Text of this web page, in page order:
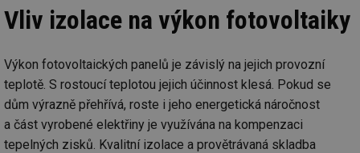
Vliv izolace na výkon fotovoltaiky
Výkon fotovoltaických panelů je závislý na jejich provozní
teplotě. S rostoucí teplotou jejich účinnost klesá. Pokud se
dům výrazně přehřívá, roste i jeho energetická náročnost
a část vyrobené elektřiny je využívána na kompenzaci
tepelných zisků. Kvalitní izolace a provětrávaná skladba